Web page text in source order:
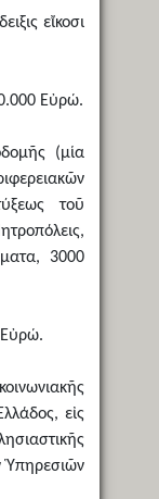
εἴκοσι
Εὐρώ.
(μία
τοῦ
3000
Εὐρώ.
εἰς
Ὑπηρεσιῶν